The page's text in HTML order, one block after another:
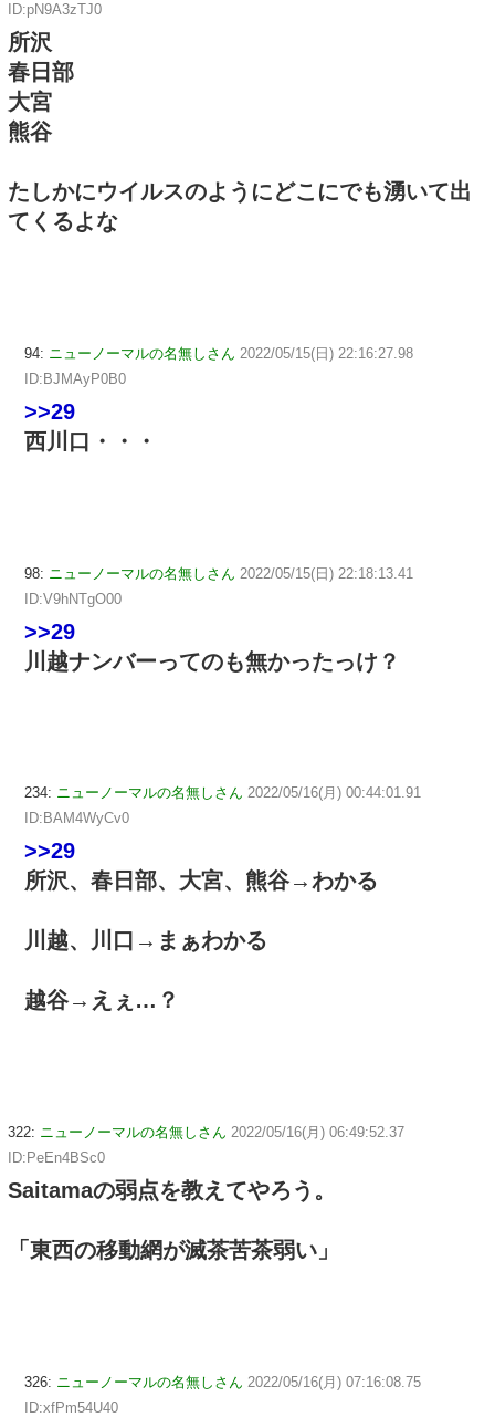
ID:pN9A3zTJ0
所沢
春日部
大宮
熊谷
たしかにウイルスのようにどこにでも湧いて出
てくるよな
94: ニューノーマルの名無しさん 2022/05/15(日) 22:16:27.98
ID:BJMAyP0B0
>>29
西川口・・・
98: ニューノーマルの名無しさん 2022/05/15(日) 22:18:13.41
ID:V9hNTgO00
>>29
川越ナンバーってのも無かったっけ？
234: ニューノーマルの名無しさん 2022/05/16(月) 00:44:01.91
ID:BAM4WyCv0
>>29
所沢、春日部、大宮、熊谷→わかる
川越、川口→まぁわかる
越谷→えぇ…？
322: ニューノーマルの名無しさん 2022/05/16(月) 06:49:52.37
ID:PeEn4BSc0
Saitamaの弱点を教えてやろう。
「東西の移動網が滅茶苦茶弱い」
326: ニューノーマルの名無しさん 2022/05/16(月) 07:16:08.75
ID:xfPm54U40